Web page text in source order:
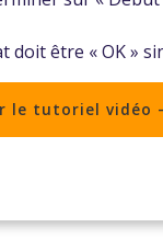
doit être « OK »
le tutoriel vidéo